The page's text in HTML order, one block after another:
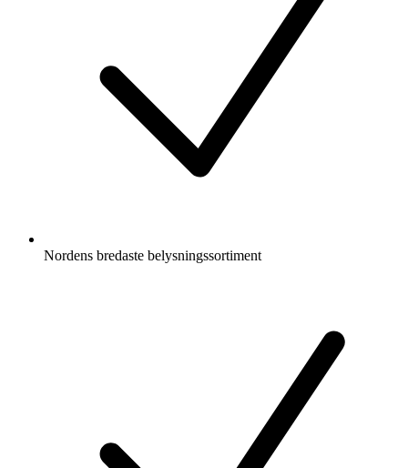
Nordens bredaste belysningssortiment